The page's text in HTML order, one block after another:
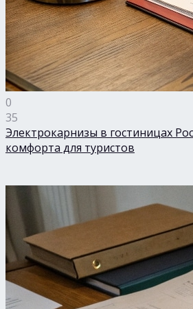
0
35
Электрокарнизы в гостиницах
комфорта для туристов